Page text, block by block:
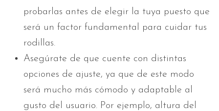
probarlas antes de elegir la tuya puesto que
será un factor fundamental para cuidar tus
rodillas.
Asegúrate de que cuente con distintas
opciones de ajuste, ya que de este modo
será mucho más cómodo y adaptable al
gusto del usuario. Por ejemplo, altura del